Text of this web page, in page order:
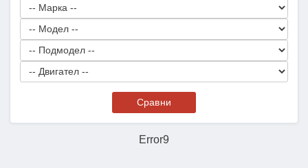
Сравни
Error9